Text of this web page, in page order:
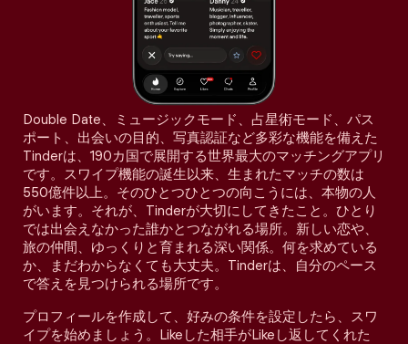
Double Date、ミュージックモード、占星術モード、パス
ポート、出会いの目的、写真認証など多彩な機能を備えた
Tinderは、190カ国で展開する世界最大のマッチングアプリ
です。スワイプ機能の誕生以来、生まれたマッチの数は
550億件以上。そのひとつひとつの向こうには、本物の人
がいます。それが、Tinderが大切にしてきたこと。ひとり
では出会えなかった誰かとつながれる場所。新しい恋や、
旅の仲間、ゆっくりと育まれる深い関係。何を求めている
か、まだわからなくても大丈夫。Tinderは、自分のペース
で答えを見つけられる場所です。
プロフィールを作成して、好みの条件を設定したら、スワ
イプを始めましょう。Likeした相手がLikeし返してくれた